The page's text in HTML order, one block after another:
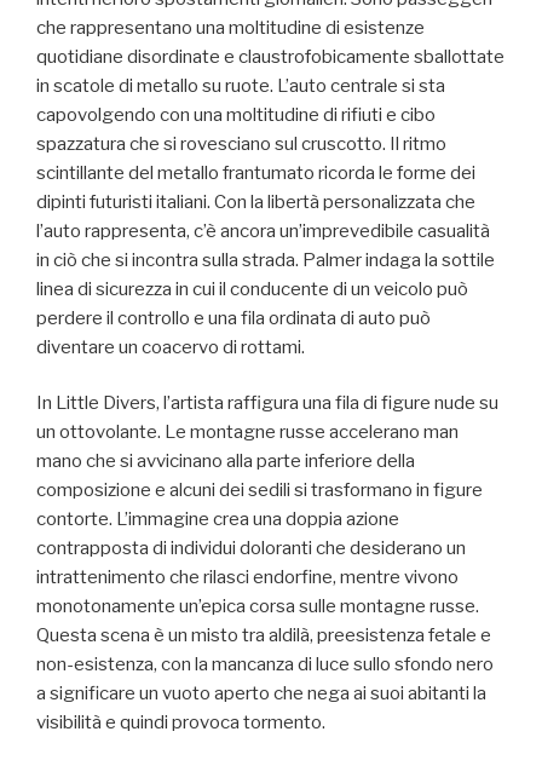
che rappresentano una moltitudine di esistenze
quotidiane disordinate e claustrofobicamente sballottate
in scatole di metallo su ruote. L’auto centrale si sta
capovolgendo con una moltitudine di rifiuti e cibo
spazzatura che si rovesciano sul cruscotto. Il ritmo
scintillante del metallo frantumato ricorda le forme dei
dipinti futuristi italiani. Con la libertà personalizzata che
l’auto rappresenta, c’è ancora un’imprevedibile casualità
in ciò che si incontra sulla strada. Palmer indaga la sottile
linea di sicurezza in cui il conducente di un veicolo può
perdere il controllo e una fila ordinata di auto può
diventare un coacervo di rottami.
In Little Divers, l’artista raffigura una fila di figure nude su
un ottovolante. Le montagne russe accelerano man
mano che si avvicinano alla parte inferiore della
composizione e alcuni dei sedili si trasformano in figure
contorte. L’immagine crea una doppia azione
contrapposta di individui doloranti che desiderano un
intrattenimento che rilasci endorfine, mentre vivono
monotonamente un’epica corsa sulle montagne russe.
Questa scena è un misto tra aldilà, preesistenza fetale e
non-esistenza, con la mancanza di luce sullo sfondo nero
a significare un vuoto aperto che nega ai suoi abitanti la
visibilità e quindi provoca tormento.